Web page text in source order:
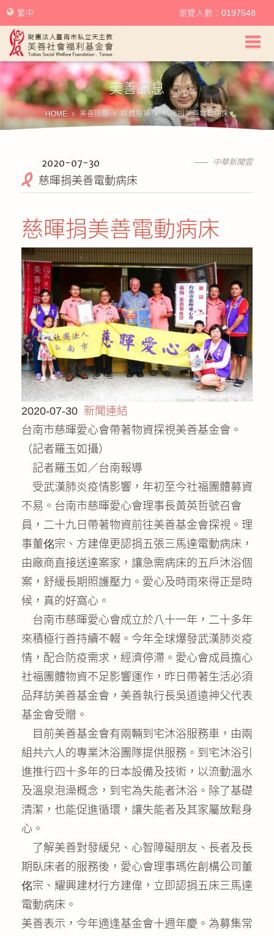
美善社會福利基金會首頁
關於美善
美善服務
幫助美善
我要捐款
捐款徵信
公益義賣
聯絡我們
友善連結
網站地圖
繁中 瀏覽人數：0197548
美善訊息
HOME 美善訊息 媒體報導 慈暉捐美善電動病床
中華新聞雲
2020-07-30
慈暉捐美善電動病床
慈暉捐美善電動病床
2020-07-30 新聞連結
台南市慈暉愛心會帶著物資探視美善基金會。
（記者羅玉如攝）
記者羅玉如／台南報導
受武漢肺炎疫情影響，年初至今社福團體募資
不易。台南市慈暉愛心會理事長黃英哲號召會
員，二十九日帶著物資前往美善基金會探視。理
事董佲宗、方建偉更認捐五張三馬達電動病床，
由廠商直接送達案家，讓急需病床的五戶沐浴個
案，舒緩長期照護壓力。愛心及時雨來得正是時
候，真的好窩心。
台南市慈暉愛心會成立於八十一年，二十多年
來積極行善持續不輟。今年全球爆發武漢肺炎疫
情，配合防疫需求，經濟停滯。愛心會成員擔心
社福團體物資不足影響運作，昨日帶著生活必須
品拜訪美善基金會，美善執行長吳道遠神父代表
基金會受贈。
目前美善基金會有兩輛到宅沐浴服務車，由兩
組共六人的專業沐浴團隊提供服務。到宅沐浴引
進推行四十多年的日本設備及技術，以流動溫水
及溫泉泡澡概念，到宅為失能者沐浴。除了基礎
清潔，也能促進循環，讓失能者及其家屬放鬆身
心。
了解美善對發緩兒、心智障礙朋友、長者及長
期臥床者的服務後，愛心會理事瑪佐創構公司董
佲宗、耀興建材行方建偉，立即認捐五床三馬達
電動病床。
美善表示，今年適逢基金會十週年慶。為募集常